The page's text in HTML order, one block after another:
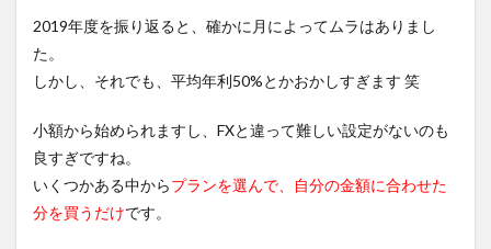
2019年度を振り返ると、確かに月によってムラはありまし
た。
しかし、それでも、平均年利50%とかおかしすぎます 笑
小額から始められますし、FXと違って難しい設定がないのも
良すぎですね。
いくつかある中からプランを選んで、自分の金額に合わせた
分を買うだけです。